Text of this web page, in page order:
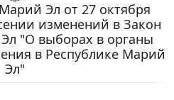
Эл от 27 октября
изменений в Закон
"О выборах в органы
в Республике Марий
Эл"